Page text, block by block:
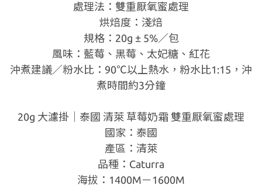
處理法：雙重厭氧蜜處理
烘焙度：淺焙
規格：20g ± 5%／包
風味：藍莓、黑莓、太妃糖、紅花
沖煮建議／粉水比：90℃以上熱水，粉水比1:15，沖
煮時間約3分鐘
20g 大濾掛｜泰國 清萊 草莓奶霜 雙重厭氧蜜處理
國家：泰國
產區：清萊
品種：Caturra
海拔：1400M－1600M